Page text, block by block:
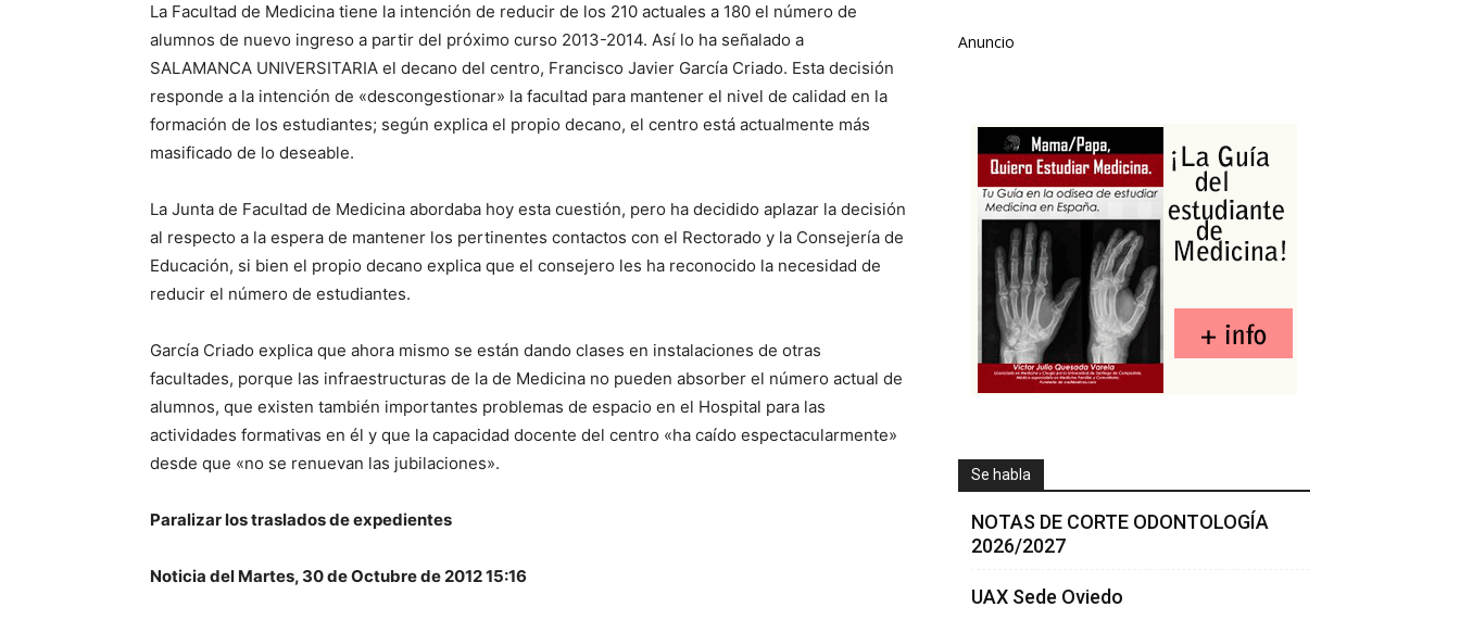
La Facultad de Medicina tiene la intención de reducir de los 210 actuales a 180 el número de
alumnos de nuevo ingreso a partir del próximo curso 2013-2014. Así lo ha señalado a
SALAMANCA UNIVERSITARIA el decano del centro, Francisco Javier García Criado. Esta decisión
responde a la intención de «descongestionar» la facultad para mantener el nivel de calidad en la
formación de los estudiantes; según explica el propio decano, el centro está actualmente más
masificado de lo deseable.
La Junta de Facultad de Medicina abordaba hoy esta cuestión, pero ha decidido aplazar la decisión
al respecto a la espera de mantener los pertinentes contactos con el Rectorado y la Consejería de
Educación, si bien el propio decano explica que el consejero les ha reconocido la necesidad de
reducir el número de estudiantes.
García Criado explica que ahora mismo se están dando clases en instalaciones de otras
facultades, porque las infraestructuras de la de Medicina no pueden absorber el número actual de
alumnos, que existen también importantes problemas de espacio en el Hospital para las
actividades formativas en él y que la capacidad docente del centro «ha caído espectacularmente»
desde que «no se renuevan las jubilaciones».
Paralizar los traslados de expedientes
Noticia del Martes, 30 de Octubre de 2012 15:16
Anuncio
Se habla
NOTAS DE CORTE ODONTOLOGÍA
2026/2027
UAX Sede Oviedo